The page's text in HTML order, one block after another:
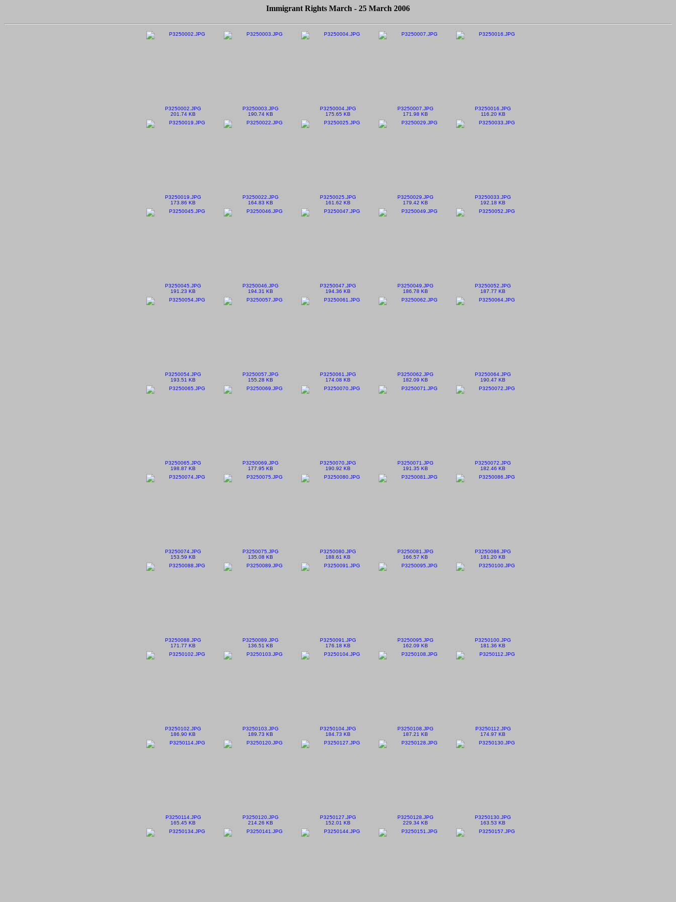
Immigrant Rights March - 25 March 2006
P3250002.JPG
201.74 KB
P3250003.JPG
190.74 KB
P3250004.JPG
175.65 KB
P3250007.JPG
171.98 KB
P3250016.JPG
116.20 KB
P3250019.JPG
173.86 KB
P3250022.JPG
164.83 KB
P3250025.JPG
161.62 KB
P3250029.JPG
179.42 KB
P3250033.JPG
192.18 KB
P3250045.JPG
191.23 KB
P3250046.JPG
194.31 KB
P3250047.JPG
194.36 KB
P3250049.JPG
186.78 KB
P3250052.JPG
187.77 KB
P3250054.JPG
193.51 KB
P3250057.JPG
155.28 KB
P3250061.JPG
174.08 KB
P3250062.JPG
182.09 KB
P3250064.JPG
190.47 KB
P3250065.JPG
198.87 KB
P3250069.JPG
177.95 KB
P3250070.JPG
190.92 KB
P3250071.JPG
191.35 KB
P3250072.JPG
182.46 KB
P3250074.JPG
153.59 KB
P3250075.JPG
135.08 KB
P3250080.JPG
188.61 KB
P3250081.JPG
166.57 KB
P3250086.JPG
181.20 KB
P3250088.JPG
171.77 KB
P3250089.JPG
136.51 KB
P3250091.JPG
176.18 KB
P3250095.JPG
162.09 KB
P3250100.JPG
181.36 KB
P3250102.JPG
186.90 KB
P3250103.JPG
189.73 KB
P3250104.JPG
184.73 KB
P3250108.JPG
187.21 KB
P3250112.JPG
174.97 KB
P3250114.JPG
165.45 KB
P3250120.JPG
214.26 KB
P3250127.JPG
152.01 KB
P3250128.JPG
229.34 KB
P3250130.JPG
163.53 KB